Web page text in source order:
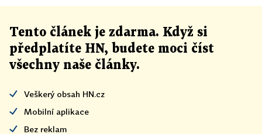
Tento článek je zdarma. Když si
předplatíte HN, budete moci číst
všechny naše články.
Veškerý obsah HN.cz
Mobilní aplikace
Bez reklam